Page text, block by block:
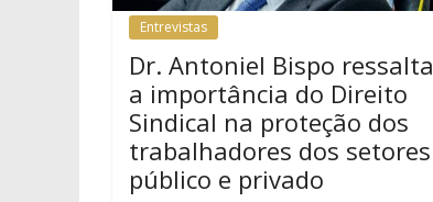
Entrevistas
Dr. Antoniel Bispo ressalta
a importância do Direito
Sindical na proteção dos
trabalhadores dos setores
público e privado